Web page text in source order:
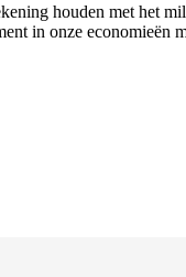
houden met het
in onze economieën